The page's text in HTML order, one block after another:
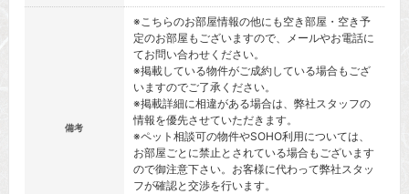
備考
※こちらのお部屋情報の他にも空き部屋・空き予
定のお部屋もございますので、メールやお電話に
てお問い合わせください。
※掲載している物件がご成約している場合もござ
いますのでご了承ください。
※掲載詳細に相違がある場合は、弊社スタッフの
情報を優先させていただきます。
※ペット相談可の物件やSOHO利用については、
お部屋ごとに禁止とされている場合もございます
ので御注意下さい。お客様に代わって弊社スタッ
フが確認と交渉を行います。